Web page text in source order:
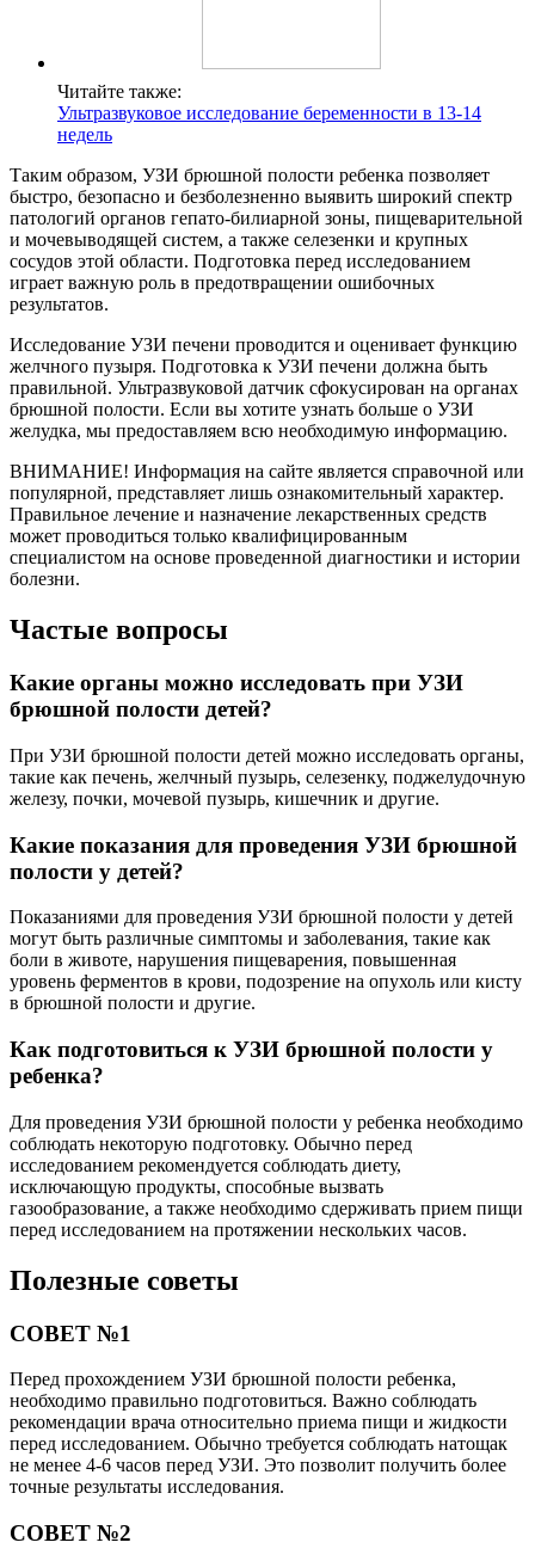
Читайте также:
Ультразвуковое исследование беременности в 13-14
недель
Таким образом, УЗИ брюшной полости ребенка позволяет
быстро, безопасно и безболезненно выявить широкий спектр
патологий органов гепато-билиарной зоны, пищеварительной
и мочевыводящей систем, а также селезенки и крупных
сосудов этой области. Подготовка перед исследованием
играет важную роль в предотвращении ошибочных
результатов.
Исследование УЗИ печени проводится и оценивает функцию
желчного пузыря. Подготовка к УЗИ печени должна быть
правильной. Ультразвуковой датчик сфокусирован на органах
брюшной полости. Если вы хотите узнать больше о УЗИ
желудка, мы предоставляем всю необходимую информацию.
ВНИМАНИЕ! Информация на сайте является справочной или
популярной, представляет лишь ознакомительный характер.
Правильное лечение и назначение лекарственных средств
может проводиться только квалифицированным
специалистом на основе проведенной диагностики и истории
болезни.
Частые вопросы
Какие органы можно исследовать при УЗИ
брюшной полости детей?
При УЗИ брюшной полости детей можно исследовать органы,
такие как печень, желчный пузырь, селезенку, поджелудочную
железу, почки, мочевой пузырь, кишечник и другие.
Какие показания для проведения УЗИ брюшной
полости у детей?
Показаниями для проведения УЗИ брюшной полости у детей
могут быть различные симптомы и заболевания, такие как
боли в животе, нарушения пищеварения, повышенная
уровень ферментов в крови, подозрение на опухоль или кисту
в брюшной полости и другие.
Как подготовиться к УЗИ брюшной полости у
ребенка?
Для проведения УЗИ брюшной полости у ребенка необходимо
соблюдать некоторую подготовку. Обычно перед
исследованием рекомендуется соблюдать диету,
исключающую продукты, способные вызвать
газообразование, а также необходимо сдерживать прием пищи
перед исследованием на протяжении нескольких часов.
Полезные советы
СОВЕТ №1
Перед прохождением УЗИ брюшной полости ребенка,
необходимо правильно подготовиться. Важно соблюдать
рекомендации врача относительно приема пищи и жидкости
перед исследованием. Обычно требуется соблюдать натощак
не менее 4-6 часов перед УЗИ. Это позволит получить более
точные результаты исследования.
СОВЕТ №2